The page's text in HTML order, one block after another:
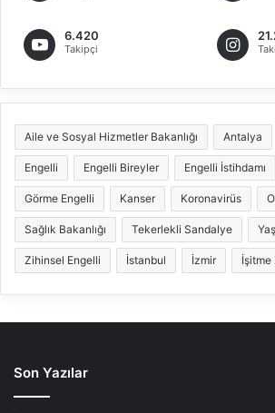
6.420
Takipçi
Aile ve Sosyal Hizmetler Bakanlığı Antalya
Engelli Engelli Bireyler Engelli İstihdamı
Görme Engelli Kanser Koronavirüs
Sağlık Bakanlığı Tekerlekli Sandalye
Zihinsel Engelli İstanbul İzmir İşitme
Son Yazılar